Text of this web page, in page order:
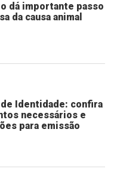
dá importante passo
da causa animal
Identidade: confira
necessários e
para emissão